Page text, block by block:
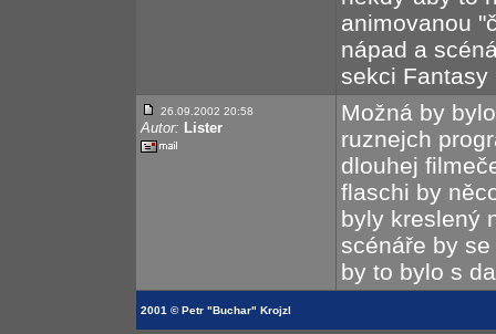
animovanou
nápad a
sekci Fantasy
26.09.2002 20:58
Autor: Lister
Možná by
ruznejch
dlouhej
flaschi by
byly kreslený
scénáře by
by to bylo s
2001 © Petr "Buchar" Krojzl